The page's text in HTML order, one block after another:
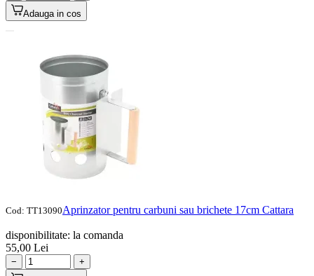
Adauga in cos
Cod: TT13090Aprinzator pentru carbuni sau brichete 17cm Cattara
disponibilitate: la comanda
55,00 Lei
− +